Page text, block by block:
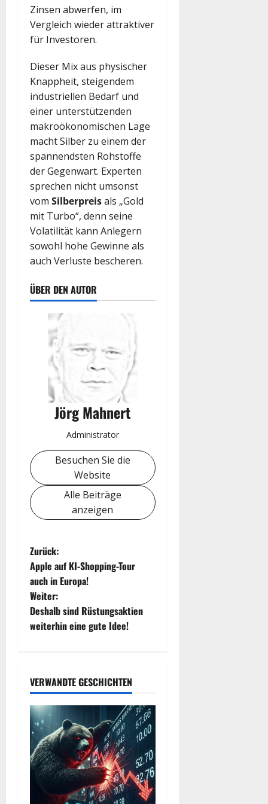
Zinsen abwerfen, im
Vergleich wieder attraktiver
für Investoren.
Dieser Mix aus physischer
Knappheit, steigendem
industriellen Bedarf und
einer unterstützenden
makroökonomischen Lage
macht Silber zu einem der
spannendsten Rohstoffe
der Gegenwart. Experten
sprechen nicht umsonst
vom Silberpreisals „Gold
mit Turbo“, denn seine
Volatilität kann Anlegern
sowohl hohe Gewinne als
auch Verluste bescheren.
ÜBER DEN AUTOR
Jörg Mahnert
Administrator
Besuchen Sie die
Website
Alle Beiträge
anzeigen
B
e
i
t
a
g
s
n
a
Zurück:
Apple auf KI-Shopping-Tour
auch in Europa!
Weiter:
Deshalb sind Rüstungsaktien
weiterhin eine gute Idee!
VERWANDTE GESCHICHTEN